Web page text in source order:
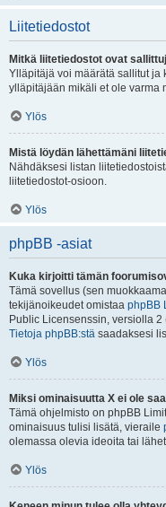
Liitetiedostot
Mitkä liitetiedostot ovat
Ylläpitäjä voi määrätä sallitut ja
ylläpitäjään mikäli et ole varma
Ylös
Mistä löydän lähettämäni
Nähdäksesi listan
liitetiedostot-osioon.
Ylös
phpBB -asiat
Kuka kirjoitti tämän
Tämä sovellus (sen
tekijänoikeudet omistaa phpBB
Public Licensenssin, versiolla
Tietoja phpBB:stä saadaksesi
Ylös
Miksi ominaisuutta X ei ole
Tämä ohjelmisto on phpBB
ominaisuus tulisi lisätä, vieraile
olemassa olevia ideoita tai
Ylös